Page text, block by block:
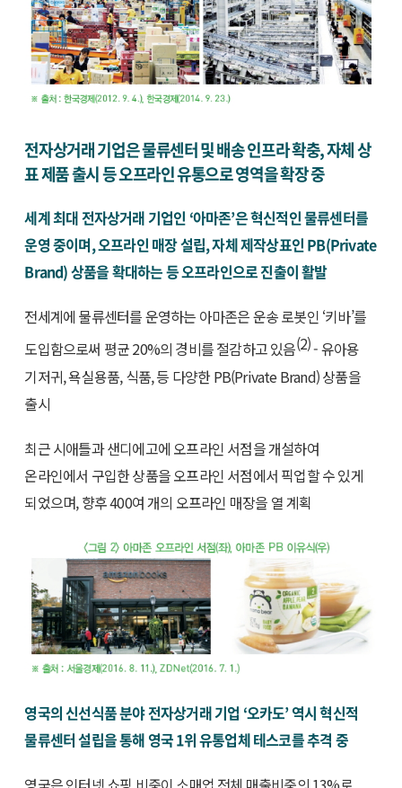
전자상거래 기업은 물류센터 및 배송 인프라 확충, 자체 상
표 제품 출시 등 오프라인 유통으로 영역을 확장 중
세계 최대 전자상거래 기업인 ‘아마존’은 혁신적인 물류센터를
운영 중이며, 오프라인 매장 설립, 자체 제작상표인 PB(Private
Brand) 상품을 확대하는 등 오프라인으로 진출이 활발
전세계에 물류센터를 운영하는 아마존은 운송 로봇인 ‘키바’를
도입함으로써 평균 20%의 경비를 절감하고 있음(2)- 유아용
기저귀, 욕실용품, 식품, 등 다양한 PB(Private Brand) 상품을
출시
최근 시애틀과 샌디에고에 오프라인 서점을 개설하여
온라인에서 구입한 상품을 오프라인 서점에서 픽업할 수 있게
되었으며, 향후 400여 개의 오프라인 매장을 열 계획
영국의 신선식품 분야 전자상거래 기업 ‘오카도’ 역시 혁신적
물류센터 설립을 통해 영국 1위 유통업체 테스코를 추격 중